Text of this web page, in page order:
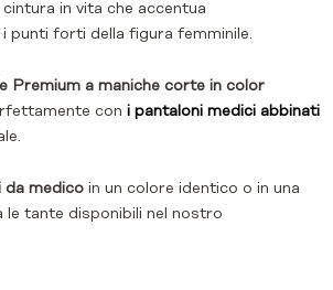
in vita che accentua
forti della figura femminile.
Premium a maniche corte in color
con i pantaloni medici abbinati
da medico in un colore identico o in una
le tante disponibili nel nostro